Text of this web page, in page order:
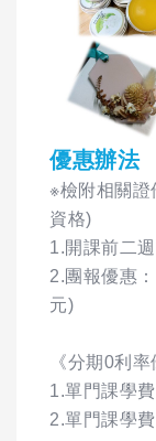
優惠辦法
※檢附相關
資格)
1.開課前二
2.團報優惠
元)
《分期0利率
1.單門課學
2.單門課學